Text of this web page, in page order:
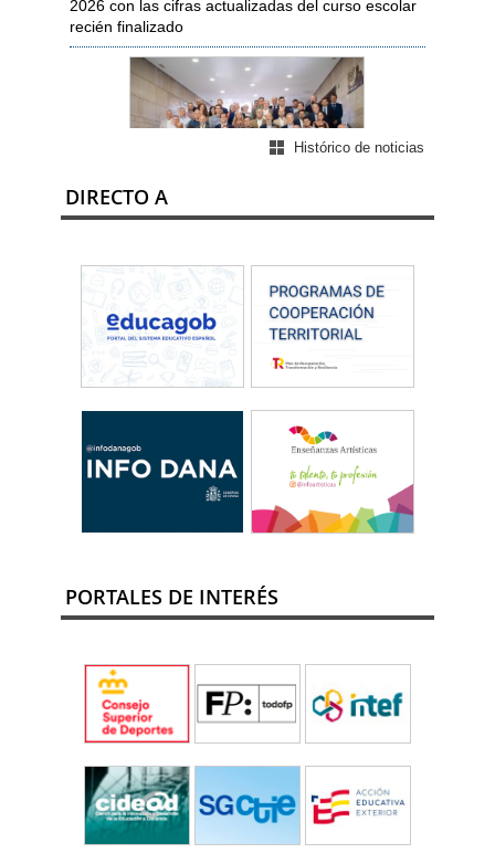
2026 con las cifras actualizadas del curso escolar
recién finalizado
Milagros Tolón: “El Gobierno es y seguirá
siendo un aliado leal del deporte español”
La ministra de Educación, Formación Profesional y
Deportes, Milagros Tolón, ha presentado este
martes en un encuentro celebrado en la sede del
financiación pública que el Consejo de Ministros
ha aprobado para las federaciones deportivas
españolas
Martes, 28 de julio de 2026
El Gobierno aprueba un nuevo modelo de
financiación que aporta estabilidad a las
federaciones deportivas españolas
El Consejo de Ministros ha aprobado un nuevo
sistema de financiación para las federaciones
deportivas españolas, que permite unificar las
Histórico de noticias
DIRECTO A
PORTALES DE INTERÉS